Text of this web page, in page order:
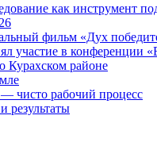
как инструмент
фильм «Дух
участие в конференции
Курахском районе
чисто рабочий процесс
результаты